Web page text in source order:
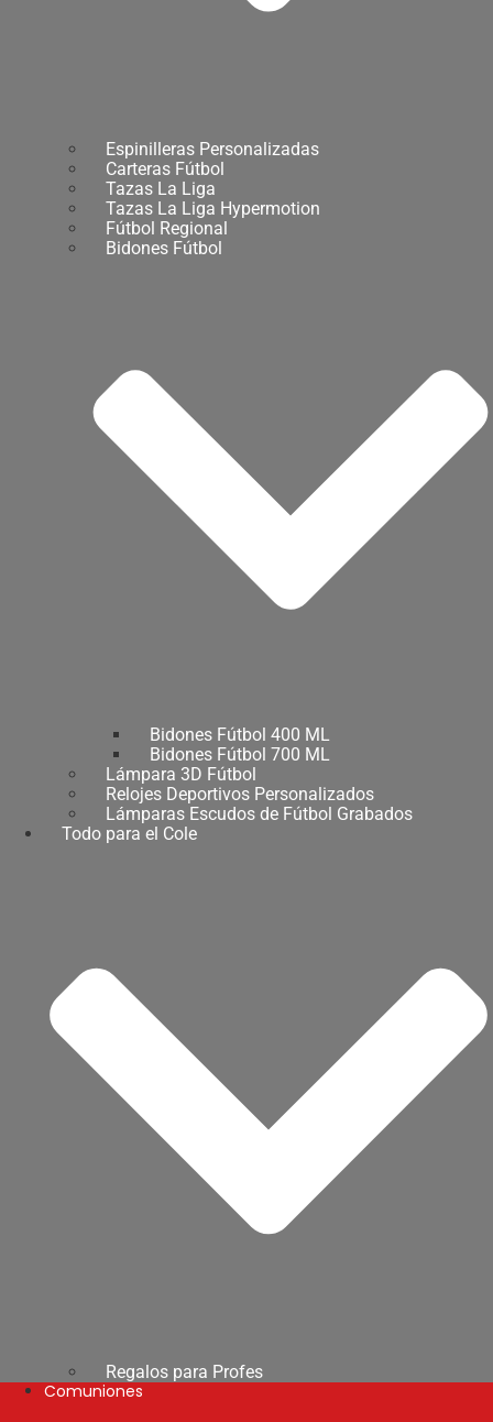
Espinilleras Personalizadas
Carteras Fútbol
Tazas La Liga
Tazas La Liga Hypermotion
Fútbol Regional
Bidones Fútbol
Bidones Fútbol 400 ML
Bidones Fútbol 700 ML
Lámpara 3D Fútbol
Relojes Deportivos Personalizados
Lámparas Escudos de Fútbol Grabados
Todo para el Cole
Regalos para Profes
Comuniones